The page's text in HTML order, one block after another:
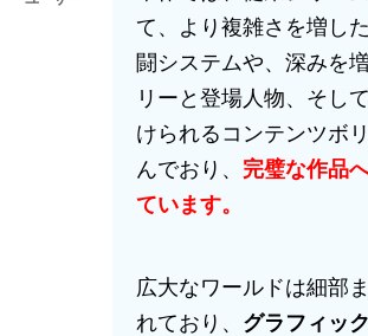
て、より複雑さを増し
闘システムや、深みを
リーと登場人物、そし
けられるコンテンツボ
んでおり、 完璧な作品
ています。
広大なワールドは細部
れており、 グラフィッ